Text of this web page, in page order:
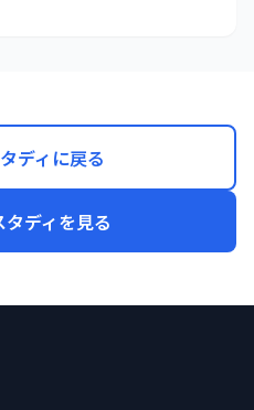
ディに戻る
ディを見る